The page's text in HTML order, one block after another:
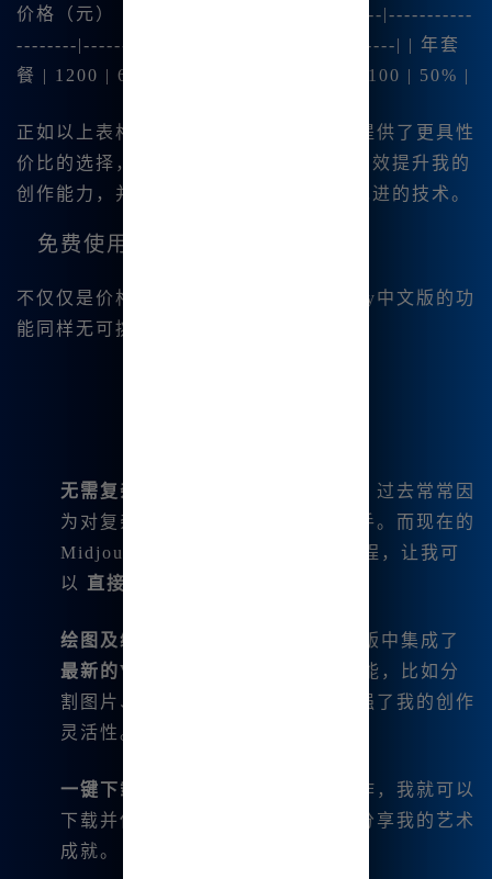
价格（元） | 价格差异 | |-------------------|-----------
--------|------------------------------|----------| | 年套
餐 | 1200 | 600 | 50% | | 月套餐 | 200 | 100 | 50% |
正如以上表格所示，Midjourney中文版提供了更具性
价比的选择，而这种价格上的优势能够有效提升我的
创作能力，并让更多的用户受益于这种先进的技术。
免费使用与功能多样性
不仅仅是价格优势令我青睐，Midjourney中文版的功
能同样无可挑剔：
无需复杂命令
：我这一位新手用户，过去常常因
为对复杂命令的陌生而感到无从下手。而现在的
Midjourney中文版则简化了操作流程，让我可
以 直接输入中文
绘图及编辑功能
：Midjourney中文版中集成了
最新的V6.1版本
，支持多种绘图功能，比如分
割图片、微调、扩图等，极大地增强了我的创作
灵活性。
一键下载与分享
：只需要简单的操作，我就可以
下载并保存我的创作作品，与朋友分享我的艺术
成就。